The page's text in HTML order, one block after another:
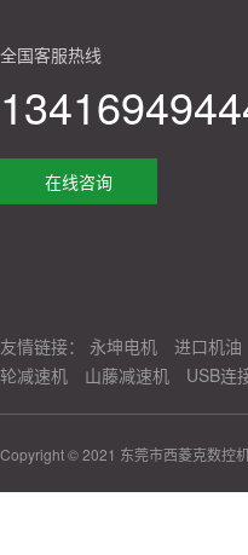
全国客服热线
在线咨询
友情链接： 永坤电机 进口机油
轮减速机
山藤减速机 USB连
Copyright © 2021 东莞市西菱克数控